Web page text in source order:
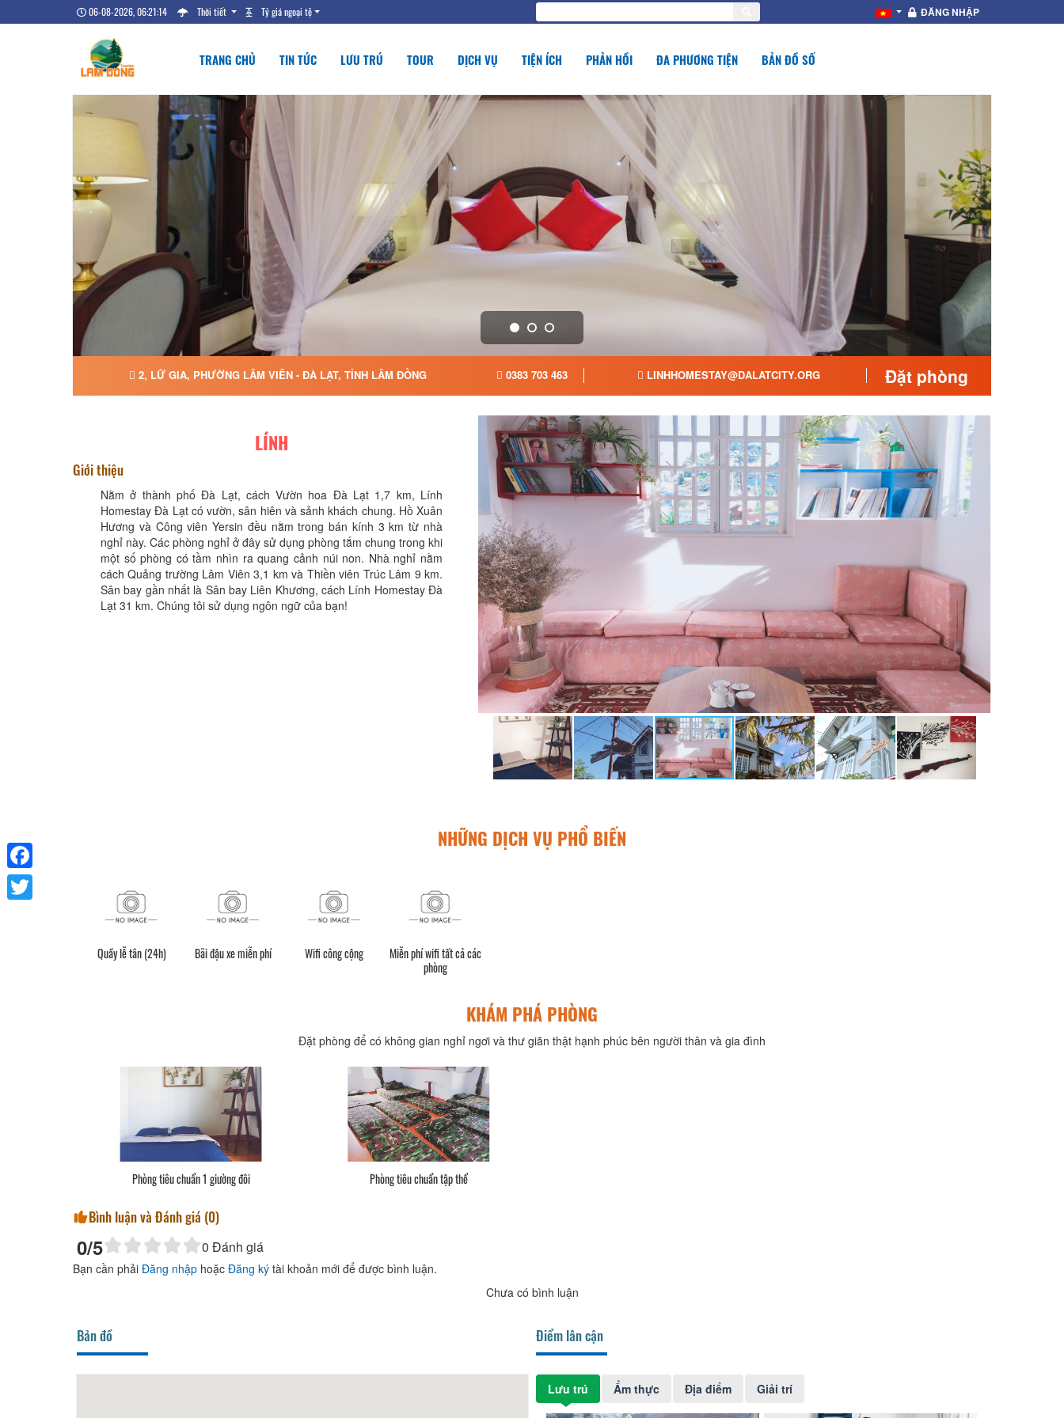
06-08-2026, 06:21:15 Thời tiết Tỷ giá ngoại tệ ĐĂNG NHẬP
TRANG CHỦ TIN TỨC LƯU TRÚ TOUR DỊCH VỤ TIỆN ÍCH PHẢN HỒI ĐA PHƯƠNG TIỆN BẢN ĐỒ SỐ
2, LỮ GIA, PHƯỜNG LÂM VIÊN - ĐÀ LẠT, TỈNH LÂM ĐỒNG 0383 703 463 LINHHOMESTAY@DALATCITY.ORG Đặt phòng
LÍNH
Giới thiệu
Nằm ở thành phố Đà Lạt, cách Vườn hoa Đà Lạt 1,7 km, Lính
Homestay Đà Lạt có vườn, sân hiên và sảnh khách chung. Hồ Xuân
Hương và Công viên Yersin đều nằm trong bán kính 3 km từ nhà
nghỉ này. Các phòng nghỉ ở đây sử dụng phòng tắm chung trong khi
một số phòng có tầm nhìn ra quang cảnh núi non. Nhà nghỉ nằm
cách Quảng trường Lâm Viên 3,1 km và Thiền viên Trúc Lâm 9 km.
Sân bay gần nhất là Sân bay Liên Khương, cách Lính Homestay Đà
Lạt 31 km. Chúng tôi sử dụng ngôn ngữ của bạn!
NHỮNG DỊCH VỤ PHỔ BIẾN
Quầy lễ tân (24h) Bãi đậu xe miễn phí Wifi công cộng
Miễn phí wifi tất cả các
phòng
KHÁM PHÁ PHÒNG
Đặt phòng để có không gian nghỉ ngơi và thư giãn thật hạnh phúc bên người thân và gia đình
Phòng tiêu chuẩn 1 giường đôi Phòng tiêu chuẩn tập thể
Bình luận và Đánh giá (0)
0/5 0 Đánh giá
Bạn cần phải Đăng nhập hoặc Đăng ký tài khoản mới để được bình luận.
Chưa có bình luận
Bản đồ Điểm lân cận
Lưu trú Ẩm thực Địa điểm Giải trí
Facebook